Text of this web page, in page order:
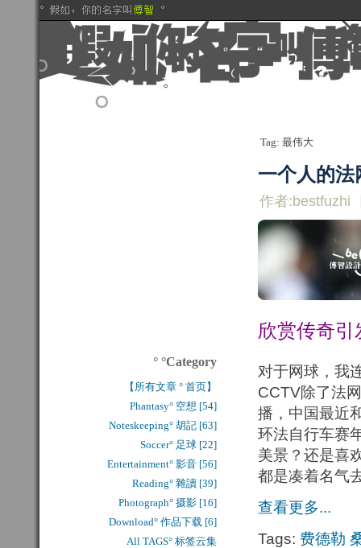
Tag: 最伟大
一个人的法
作者:bestfuzhi
欣赏传奇引
对于网球，我
CCTV除了法
播，中国最近
环法自行车赛
美景？还是喜
都是凑着名气
查看更多...
Tags: 费德勒
° °Category
【所有文章 ° 首页】
Phantasy° 空想 [54]
Noteskeeping° 胡記 [63]
Soccer° 足球 [22]
Entertainment° 影音 [56]
Reading° 雜讀 [39]
Photograph° 摄影 [16]
Download° 作品下载 [6]
All TAGS° 标签云集